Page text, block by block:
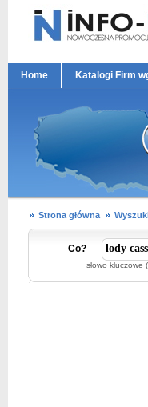
Home Katalogi Firm
Strona główna
Co?
słowo kluczowe